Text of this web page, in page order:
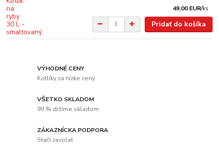
49,00 EUR/ks
Pridať do košíka
VÝHODNÉ CENY
Kotlíky za nízke ceny
VŠETKO SKLADOM
99 % držíme skladom
ZÁKAZNÍCKA PODPORA
Stačí zavolať